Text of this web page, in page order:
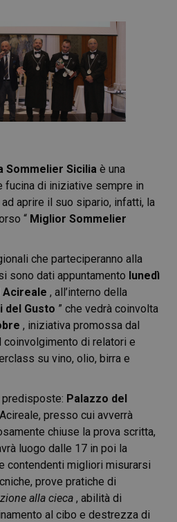
Sommelier Sicilia è una
fucina di iniziative sempre in
aprire il suo sipario, infatti, la
“ Miglior Sommelier
che parteciperanno alla
sono dati appuntamento lunedì
Acireale , all’interno della
del Gusto ” che vedrà coinvolta
, iniziativa promossa dal
coinvolgimento di relatori e
su vino, olio, birra e
predisposte: Palazzo del
presso cui avverrà
chiuse la prova scritta,
luogo dalle 17 in poi la
contendenti migliori misurarsi
prove pratiche di
alla cieca , abilità di
al cibo e destrezza di